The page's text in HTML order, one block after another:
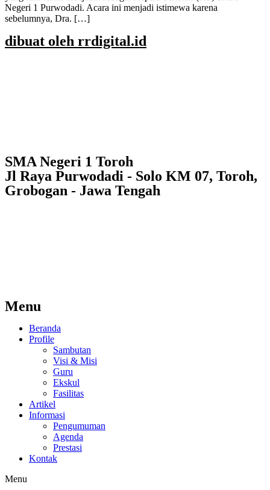
Negeri 1 Purwodadi. Acara ini menjadi istimewa karena
sebelumnya, Dra. […]
dibuat oleh rrdigital.id
SMA Negeri 1 Toroh
Jl Raya Purwodadi - Solo KM 07, Toroh,
Grobogan - Jawa Tengah
Menu
Beranda
Profile
Sambutan
Visi & Misi
Guru
Ekskul
Fasilitas
Artikel
Informasi
Pengumuman
Agenda
Prestasi
Kontak
Menu